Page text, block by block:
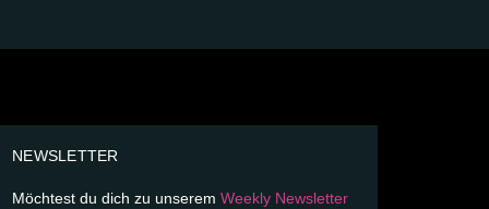
NEWSLETTER
Möchtest du dich zu unserem Weekly Newsletter